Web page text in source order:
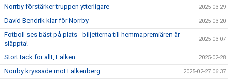
Norrby förstärker truppen ytterligare 2025-03-29
David Bendrik klar för Norrby 2025-03-20
Fotboll ses bäst på plats - biljetterna till hemmapremiären är
släppta!
2025-03-07
Stort tack för allt, Falken 2025-02-28
Norrby kryssade mot Falkenberg 2025-02-27 06:37